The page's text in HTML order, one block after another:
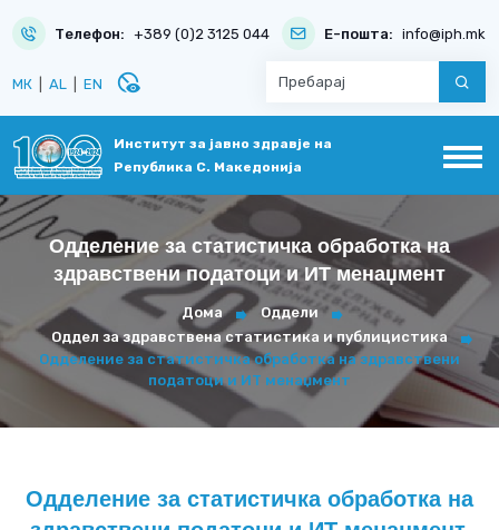
Телефон: +389 (0)2 3125 044 Е-пошта: info@iph.mk
МК AL EN disabled_visible
Институт за јавно здравје на
Република С. Македонија
Одделение за статистичка обработка на
здравствени податоци и ИТ менаџмент
Дома
Оддели
Оддел за здравствена статистика и публицистика
Одделение за статистичка обработка на здравствени
податоци и ИТ менаџмент
Одделение за статистичка обработка на